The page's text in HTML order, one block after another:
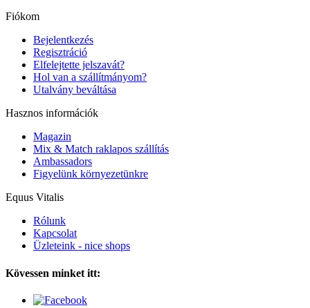
Fiókom
Bejelentkezés
Regisztráció
Elfelejtette jelszavát?
Hol van a szállítmányom?
Utalvány beváltása
Hasznos információk
Magazin
Mix & Match raklapos szállítás
Ambassadors
Figyelünk környezetünkre
Equus Vitalis
Rólunk
Kapcsolat
Üzleteink - nice shops
Kövessen minket itt: